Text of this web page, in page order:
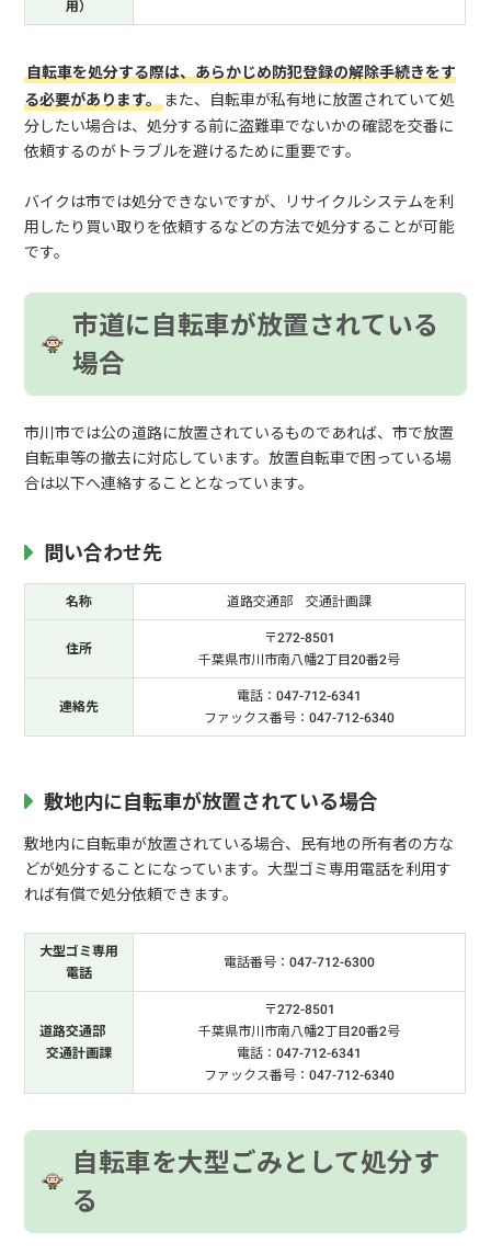
用）
自転車を処分する際は、あらかじめ防犯登録の解除手続きをす
る必要があります。また、自転車が私有地に放置されていて処
分したい場合は、処分する前に盗難車でないかの確認を交番に
依頼するのがトラブルを避けるために重要です。
バイクは市では処分できないですが、リサイクルシステムを利
用したり買い取りを依頼するなどの方法で処分することが可能
です。
市道に自転車が放置されている
場合
市川市では公の道路に放置されているものであれば、市で放置
自転車等の撤去に対応しています。放置自転車で困っている場
合は以下へ連絡することとなっています。
問い合わせ先
名称 道路交通部 交通計画課
住所
〒272-8501
千葉県市川市南八幡2丁目20番2号
連絡先
電話：047-712-6341
ファックス番号：047-712-6340
敷地内に自転車が放置されている場合
敷地内に自転車が放置されている場合、民有地の所有者の方な
どが処分することになっています。大型ゴミ専用電話を利用す
れば有償で処分依頼できます。
大型ゴミ専用
電話
電話番号：047-712-6300
道路交通部
交通計画課
〒272-8501
千葉県市川市南八幡2丁目20番2号
電話：047-712-6341
ファックス番号：047-712-6340
自転車を大型ごみとして処分す
る